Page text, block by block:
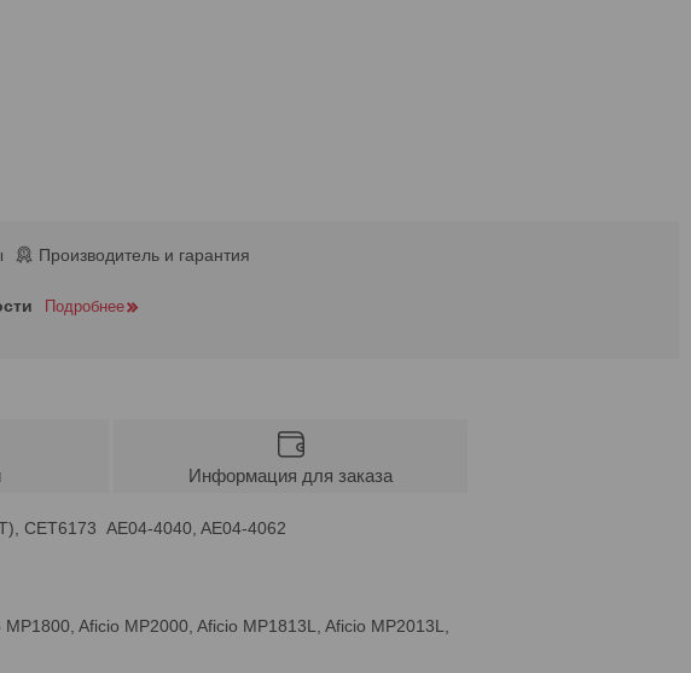
Производитель и гарантия
Подробнее
Информация для заказа
CET6173 AE04-4040, AE04-4062
Aficio MP2000, Aficio MP1813L, Aficio MP2013L,